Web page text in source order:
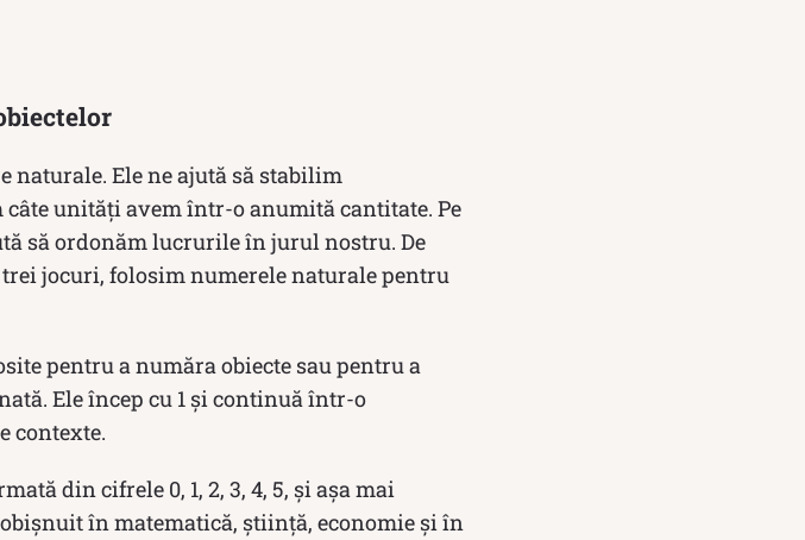
naturale. Ele ne ajută să stabilim
unități avem într-o anumită cantitate. Pe
să ordonăm lucrurile în jurul nostru. De
jocuri, folosim numerele naturale pentru
pentru a număra obiecte sau pentru a
Ele încep cu 1 și continuă într-o
contexte.
din cifrele 0, 1, 2, 3, 4, 5, și așa mai
în matematică, știință, economie și în